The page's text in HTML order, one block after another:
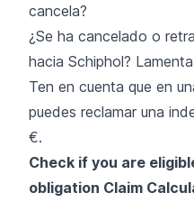
cancela?
¿Se ha cancelado o
hacia Schiphol?
Ten en cuenta que en
puedes reclamar una
€.
Check if you are
obligation Claim